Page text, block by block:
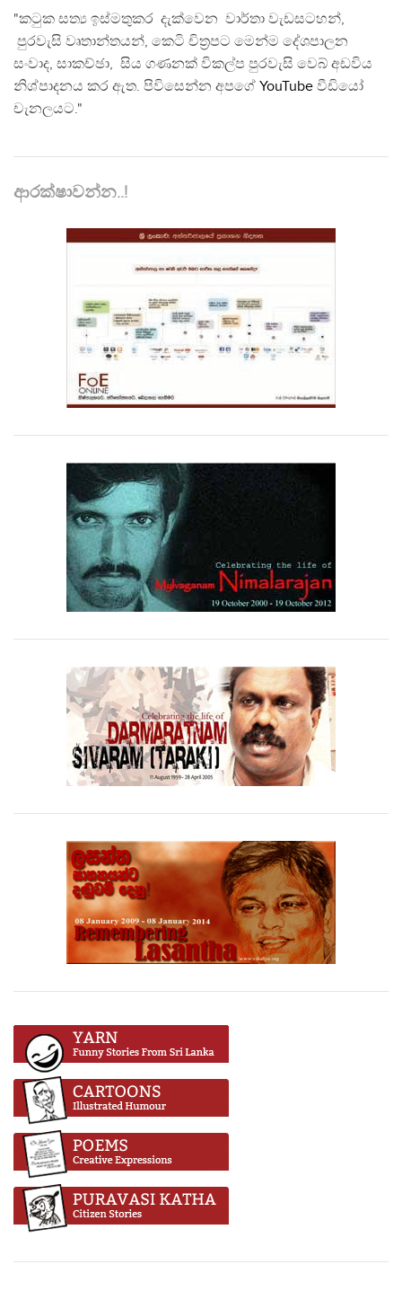
"කටුක සත්‍ය ඉස්මතුකර දැක්වෙන වාර්තා වැඩසටහන්,
පුරවැසි වෘතාන්තයන්, කෙටි චිත්‍රපට මෙන්ම දේශපාලන
සංවාද, සාකච්ඡා, සිය ගණනක් විකල්ප පුරවැසි වෙබ් අඩවිය
නිශ්පාදනය කර ඇත. පිවිසෙන්න අපගේ YouTube වීඩියෝ
චැනලයට."
ආරක්ෂාවන්න..!